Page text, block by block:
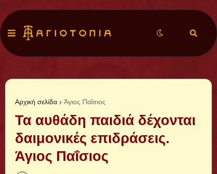
Αρχική σελίδα Άγιος Παΐσιος
Τα αυθάδη παιδιά δέχονται
δαιμονικές επιδράσεις.
Άγιος Παΐσιος